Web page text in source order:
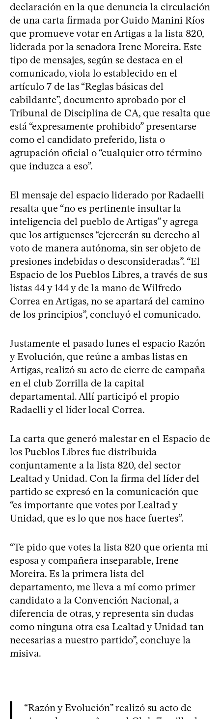
declaración en la que denuncia la circulación
de una carta firmada por Guido Manini Ríos
que promueve votar en Artigas a la lista 820,
liderada por la senadora Irene Moreira. Este
tipo de mensajes, según se destaca en el
comunicado, viola lo establecido en el
artículo 7 de las “Reglas básicas del
cabildante”, documento aprobado por el
Tribunal de Disciplina de CA, que resalta que
está “expresamente prohibido” presentarse
como el candidato preferido, lista o
agrupación oficial o “cualquier otro término
que induzca a eso”.
El mensaje del espacio liderado por Radaelli
resalta que “no es pertinente insultar la
inteligencia del pueblo de Artigas” y agrega
que los artiguenses “ejercerán su derecho al
voto de manera autónoma, sin ser objeto de
presiones indebidas o desconsideradas”. “El
Espacio de los Pueblos Libres, a través de sus
listas 44 y 144 y de la mano de Wilfredo
Correa en Artigas, no se apartará del camino
de los principios”, concluyó el comunicado.
Justamente el pasado lunes el espacio Razón
y Evolución, que reúne a ambas listas en
Artigas, realizó su acto de cierre de campaña
en el club Zorrilla de la capital
departamental. Allí participó el propio
Radaelli y el líder local Correa.
La carta que generó malestar en el Espacio de
los Pueblos Libres fue distribuida
conjuntamente a la lista 820, del sector
Lealtad y Unidad. Con la firma del líder del
partido se expresó en la comunicación que
“es importante que votes por Lealtad y
Unidad, que es lo que nos hace fuertes”.
“Te pido que votes la lista 820 que orienta mi
esposa y compañera inseparable, Irene
Moreira. Es la primera lista del
departamento, me lleva a mí como primer
candidato a la Convención Nacional, a
diferencia de otras, y representa sin dudas
como ninguna otra esa Lealtad y Unidad tan
necesarias a nuestro partido”, concluye la
misiva.
“Razón y Evolución” realizó su acto de